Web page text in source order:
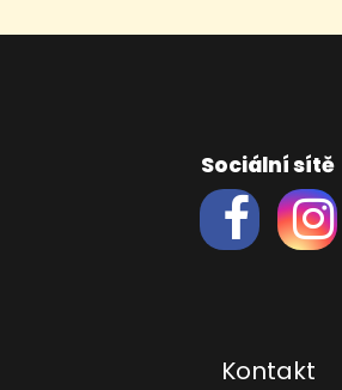
Sociální sítě
Kontakt